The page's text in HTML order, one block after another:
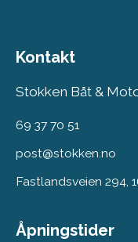
Kontakt
Stokken Båt &
69 37 70 51
post@stokken.no
Fastlandsveien 294,
Åpningstider